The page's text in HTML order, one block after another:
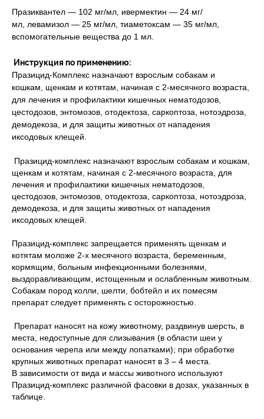
Празиквантел — 102 мг/мл, ивермектин — 24 мг/
мл, левамизол — 25 мг/мл, тиаметоксам — 35 мг/мл,
вспомогательные вещества до 1 мл.
Инструкция по применению:
Празицид-Комплекс назначают взрослым собакам и
кошкам, щенкам и котятам, начиная с 2-месячного возраста,
для лечения и профилактики кишечных нематодозов,
цестодозов, энтомозов, отодектоза, саркоптоза, нотоэдроза,
демодекоза, и для защиты животных от нападения
иксодовых клещей.
Празицид-комплекс назначают взрослым собакам и кошкам,
щенкам и котятам, начиная с 2-месячного возраста, для
лечения и профилактики кишечных нематодозов,
цестодозов, энтомозов, отодектоза, саркоптоза, нотоэдроза,
демодекоза, и для защиты животных от нападения
иксодовых клещей.
Празицид-комплекс запрещается применять щенкам и
котятам моложе 2-х месячного возраста, беременным,
кормящим, больным инфекционными болезнями,
выздоравливающим, истощенным и ослабленным животным.
Собакам пород колли, шелти, бобтейл и их помесям
препарат следует применять с осторожностью.
Препарат наносят на кожу животному, раздвинув шерсть, в
места, недоступные для слизывания (в области шеи у
основания черепа или между лопатками); при обработке
крупных животных препарат наносят в 3 – 4 места.
В зависимости от вида и массы животного используют
Празицид-комплекс различной фасовки в дозах, указанных в
таблице.
© 2015—2026 ООО «Сытая Морда»
Хотите у нас работать?
Заполнить анкету